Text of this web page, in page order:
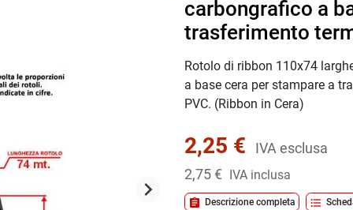
Successivo
keyboard_arrow_right
carbongrafico a
trasferimento
Rotolo di ribbon 110x74
a base cera per stampare a
PVC. (Ribbon in Cera)
2,25 €
IVA esclusa
2,75 € IVA inclusa
assignment Descrizione completa format_list_bulleted